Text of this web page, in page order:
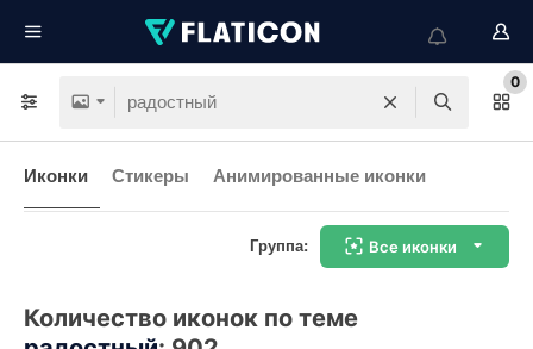
0
Иконки Стикеры Анимированные иконки
Группа: Все иконки
Количество иконок по теме